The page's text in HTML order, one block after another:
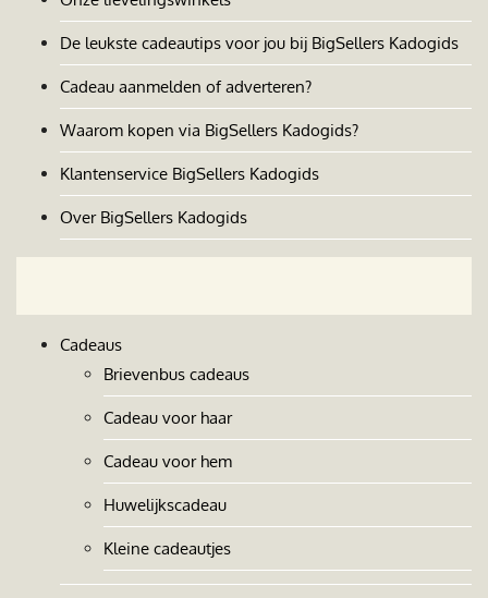
De leukste cadeautips voor jou bij BigSellers Kadogids
Cadeau aanmelden of adverteren?
Waarom kopen via BigSellers Kadogids?
Klantenservice BigSellers Kadogids
Over BigSellers Kadogids
Cadeaus
Brievenbus cadeaus
Cadeau voor haar
Cadeau voor hem
Huwelijkscadeau
Kleine cadeautjes